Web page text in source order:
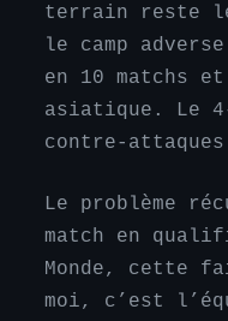
terrain reste
le camp
en 10 matchs
asiatique. Le
contre-
Le problème
match en
Monde, cette
moi, c’est